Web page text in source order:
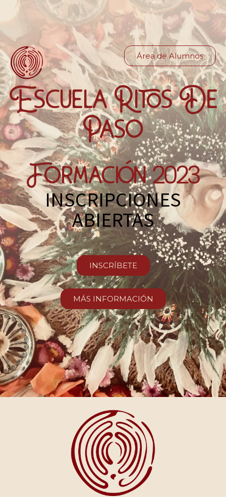
Área de Alumnos
Escuela Ritos De
Paso
Formación 2023
INSCRIPCIONES
ABIERTAS
INSCRÍBETE
MÁS INFORMACIÓN